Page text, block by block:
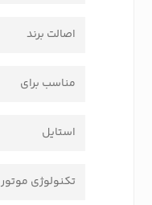
اصالت برند
مناسب برای
استایل
تکنولوژی موتور